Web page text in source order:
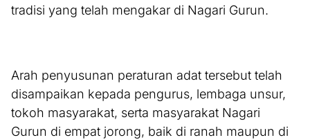
tradisi yang telah mengakar di Nagari Gurun.
Arah penyusunan peraturan adat tersebut telah
disampaikan kepada pengurus, lembaga unsur,
tokoh masyarakat, serta masyarakat Nagari
Gurun di empat jorong, baik di ranah maupun di